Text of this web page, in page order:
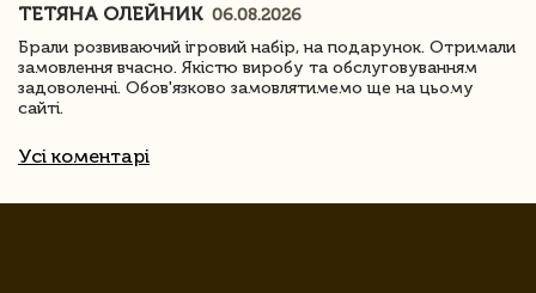
ТЕТЯНА ОЛЕЙНИК 06.08.2026
Брали розвиваючий ігровий набір, на подарунок. Отримали
замовлення вчасно. Якістю виробу та обслуговуванням
задоволенні. Обов'язково замовлятимемо ще на цьому
сайті.
Усі коментарі